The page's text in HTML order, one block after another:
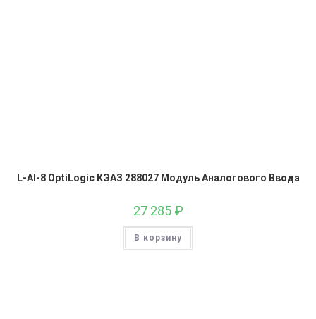
L-AI-8 OptiLogic КЭАЗ 288027 Модуль Аналогового Ввода
27 285 ₽
В корзину